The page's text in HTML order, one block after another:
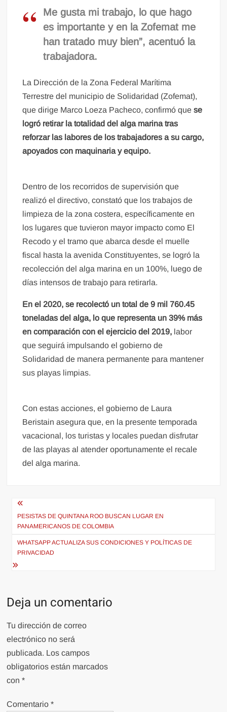
Me gusta mi trabajo, lo que hago
es importante y en la Zofemat me
han tratado muy bien”, acentuó la
trabajadora.
La Dirección de la Zona Federal Marítima
Terrestre del municipio de Solidaridad (Zofemat),
que dirige Marco Loeza Pacheco, confirmó quese
logró retirar la totalidad del alga marina tras
reforzar las labores de los trabajadores a su cargo,
apoyados con maquinaria y equipo.
Dentro de los recorridos de supervisión que
realizó el directivo, constató que los trabajos de
limpieza de la zona costera, específicamente en
los lugares que tuvieron mayor impacto como El
Recodo y el tramo que abarca desde el muelle
fiscal hasta la avenida Constituyentes, se logró la
recolección del alga marina en un 100%, luego de
días intensos de trabajo para retirarla.
En el 2020, se recolectó un total de 9 mil 760.45
toneladas del alga, lo que representa un 39% más
en comparación con el ejercicio del 2019, labor
que seguirá impulsando el gobierno de
Solidaridad de manera permanente para mantener
sus playas limpias.
Con estas acciones, el gobierno de Laura
Beristain asegura que, en la presente temporada
vacacional, los turistas y locales puedan disfrutar
de las playas al atender oportunamente el recale
del alga marina.
Navegación
de
entradas
PESISTAS DE QUINTANA ROO BUSCAN LUGAR EN
PANAMERICANOS DE COLOMBIA
WHATSAPP ACTUALIZA SUS CONDICIONES Y POLÍTICAS DE
PRIVACIDAD
Deja un comentario
Tu dirección de correo
electrónico no será
publicada. Los campos
obligatorios están marcados
con*
Comentario*